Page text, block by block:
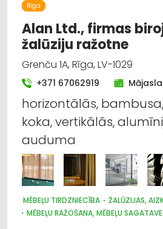
Rīga
Alan Ltd., firmas
žalūziju ražotne
Grenču 1A, Rīga, LV-1029
+371 67062919
horizontālās, bambusa,
koka, vertikālās,
auduma
MĒBEĻU TIRDZNIECĪBA
ŽALŪZIJAS,
MĒBEĻU RAŽOŠANA, MĒBEĻU